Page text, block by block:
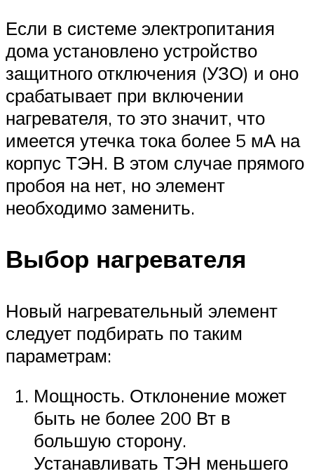
Если в системе электропитания
дома установлено устройство
защитного отключения (УЗО) и оно
срабатывает при включении
нагревателя, то это значит, что
имеется утечка тока более 5 мА на
корпус ТЭН. В этом случае прямого
пробоя на нет, но элемент
необходимо заменить.
Выбор нагревателя
Новый нагревательный элемент
следует подбирать по таким
параметрам:
Мощность. Отклонение может
быть не более 200 Вт в
большую сторону.
Устанавливать ТЭН меньшего